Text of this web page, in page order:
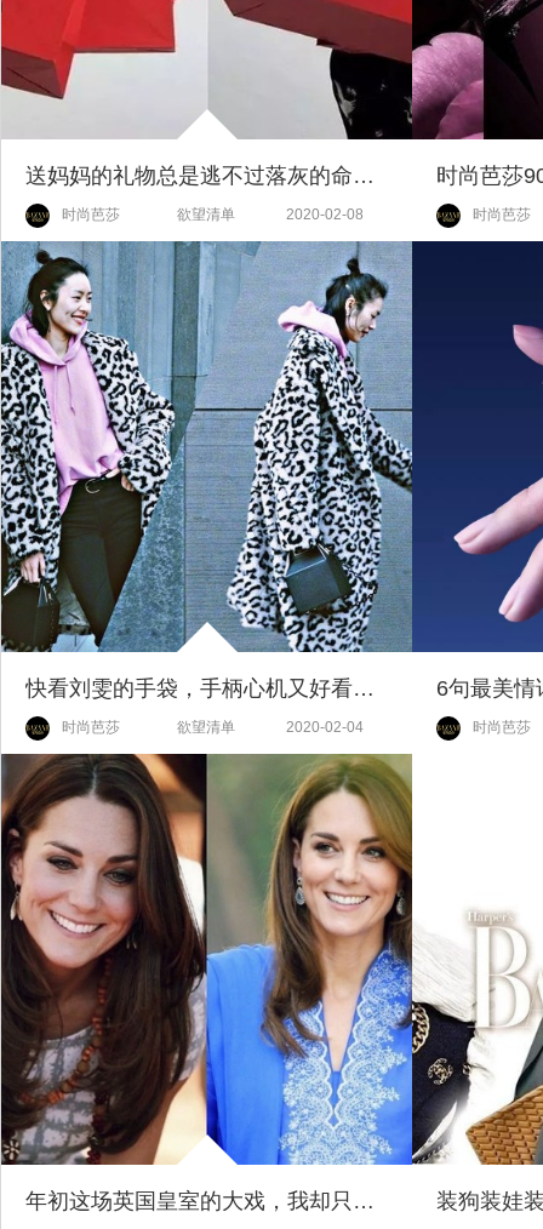
送妈妈的礼物总是逃不过落灰的命运？怎么办
时尚芭莎 欲望清单 2020-02-08 时尚芭莎
快看刘雯的手袋，手柄心机又好看【当红新手袋】
时尚芭莎 欲望清单 2020-02-04
6句最美情
时尚芭莎
年初这场英国皇室的大戏，我却只关注凯特40块的耳环？